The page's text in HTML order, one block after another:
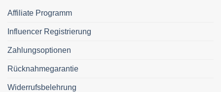
Affiliate Programm
Influencer Registrierung
Zahlungsoptionen
Rücknahmegarantie
Widerrufsbelehrung